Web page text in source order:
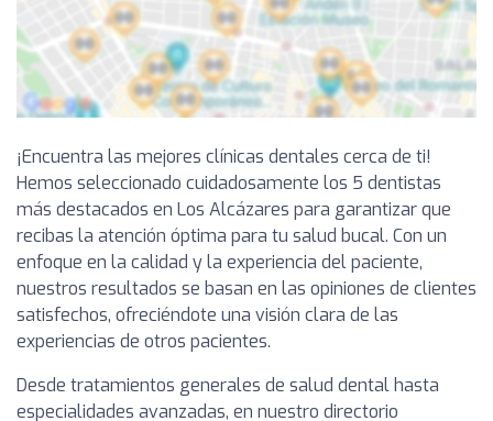
¡Encuentra las mejores clínicas dentales cerca de ti!
Hemos seleccionado cuidadosamente los 5 dentistas
más destacados en Los Alcázares para garantizar que
recibas la atención óptima para tu salud bucal. Con un
enfoque en la calidad y la experiencia del paciente,
nuestros resultados se basan en las opiniones de clientes
satisfechos, ofreciéndote una visión clara de las
experiencias de otros pacientes.
Desde tratamientos generales de salud dental hasta
especialidades avanzadas, en nuestro directorio